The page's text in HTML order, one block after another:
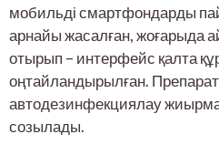
мобильді смартфондарды
арнайы жасалған, жоғарыда
отырып – интерфейс қалта
оңтайландырылған.
автодезинфекциялау
созылады.